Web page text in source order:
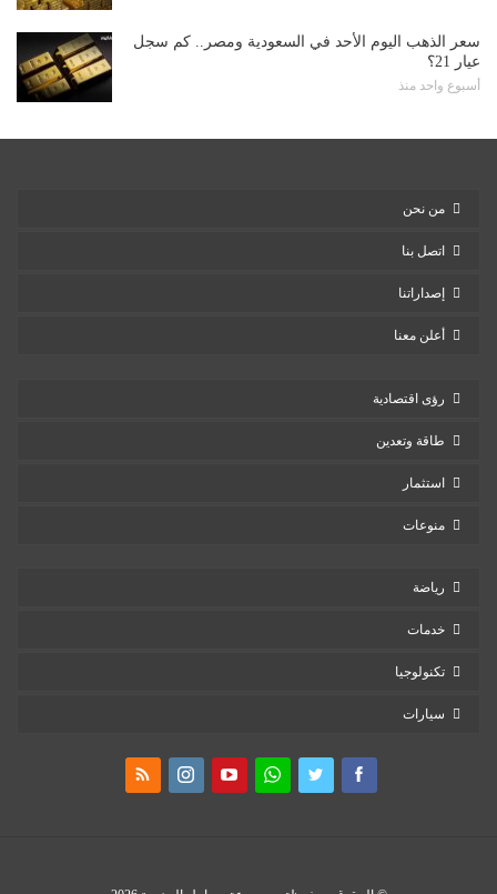
سعر الذهب اليوم الأحد في السعودية ومصر.. كم سجل
عيار 21؟
أسبوع واحد منذ
من نحن
اتصل بنا
إصداراتنا
أعلن معنا
رؤى اقتصادية
طاقة وتعدين
استثمار
منوعات
رياضة
خدمات
تكنولوجيا
سيارات